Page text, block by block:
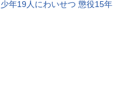
少年19人にわいせつ 懲役15年